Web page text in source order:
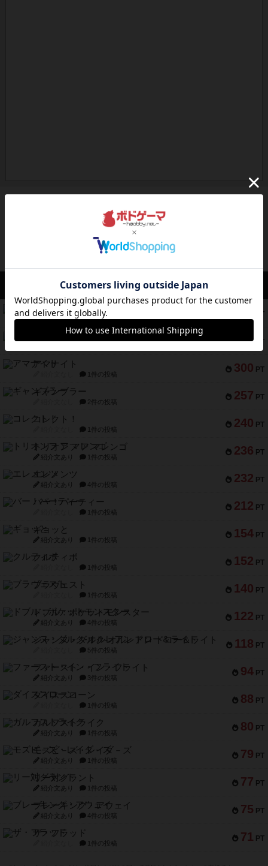
ボドゲーマのアプリ版はこちら
アクセス数 急上昇中
PT
スチームローラーズ
紹介文なし 2件の投稿
326 PT
テンプテーション
300 PT
アマナイト
1件の投稿
257 PT
ギャンブラー
2件の投稿
240 PT
コレクト！
1件の投稿
236 PT
トリオンフ ア マレンゴ
紹介文あり 1件の投稿
232 PT
エレメンツ
紹介文あり 4件の投稿
212 PT
バー！パーティー
1件の投稿
154 PT
ギョッと
紹介文あり 1件の投稿
152 PT
クルティボ
1件の投稿
140 PT
ブラヴェスト
1件の投稿
122 PT
ドブル：ポケットモンスター
紹介文あり 4件の投稿
118 PT
ジャンヌ・ダルク-オルレアン ドロー＆ライト
5件の投稿
94 PT
ファースト・イン・フライト
紹介文あり 3件の投稿
88 PT
ダイススローン
1件の投稿
80 PT
ガルフストライク
紹介文あり 1件の投稿
79 PT
モズビ－ズ・レイダ－ズ
紹介文あり 1件の投稿
77 PT
リー対グラント
紹介文あり 1件の投稿
75 PT
ブレーキング・アウェイ
紹介文あり 4件の投稿
71 PT
ザ・フラッド
1件の投稿